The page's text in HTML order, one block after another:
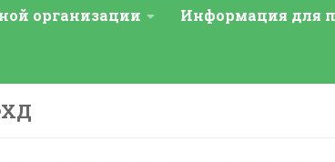
организации Информация для